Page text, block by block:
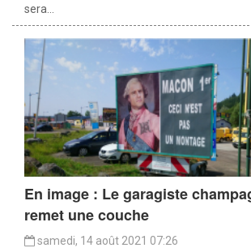
sera...
En image : Le garagiste
remet une couche
samedi, 14 août 2021 07:26